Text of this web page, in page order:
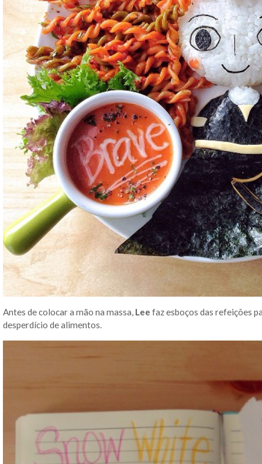
Antes de colocar a mão na massa, Lee faz esboços das refeições
desperdício de alimentos.